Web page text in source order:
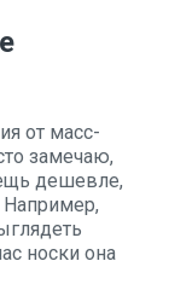
от масс-
замечаю,
дешевле,
носки она